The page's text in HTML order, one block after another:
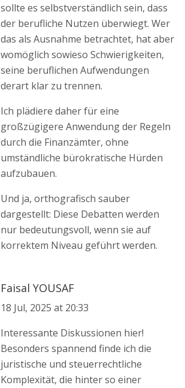
sollte es selbstverständlich sein, dass
der berufliche Nutzen überwiegt. Wer
das als Ausnahme betrachtet, hat aber
womöglich sowieso Schwierigkeiten,
seine beruflichen Aufwendungen
derart klar zu trennen.
Ich plädiere daher für eine
großzügigere Anwendung der Regeln
durch die Finanzämter, ohne
umständliche bürokratische Hürden
aufzubauen.
Und ja, orthografisch sauber
dargestellt: Diese Debatten werden
nur bedeutungsvoll, wenn sie auf
korrektem Niveau geführt werden.
Faisal YOUSAF
18 Jul, 2025 at 20:33
Interessante Diskussionen hier!
Besonders spannend finde ich die
juristische und steuerrechtliche
Komplexität, die hinter so einer